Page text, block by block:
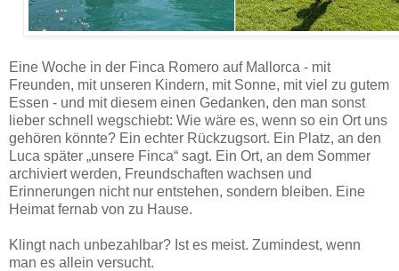
Eine Woche in der Finca Romero auf Mallorca - mit
Freunden, mit unseren Kindern, mit Sonne, mit viel zu gutem
Essen - und mit diesem einen Gedanken, den man sonst
lieber schnell wegschiebt: Wie wäre es, wenn so ein Ort uns
gehören könnte? Ein echter Rückzugsort. Ein Platz, an den
Luca später „unsere Finca“ sagt. Ein Ort, an dem Sommer
archiviert werden, Freundschaften wachsen und
Erinnerungen nicht nur entstehen, sondern bleiben. Eine
Heimat fernab von zu Hause.
Klingt nach unbezahlbar? Ist es meist. Zumindest, wenn
man es allein versucht.